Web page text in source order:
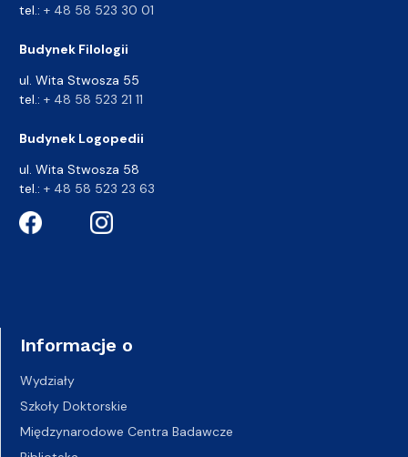
tel.: + 48 58 523 30 01
Budynek Filologii
ul. Wita Stwosza 55
tel.: + 48 58 523 21 11
Budynek Logopedii
ul. Wita Stwosza 58
tel.: + 48 58 523 23 63
Informacje o
Wydziały
Szkoły Doktorskie
Międzynarodowe Centra Badawcze